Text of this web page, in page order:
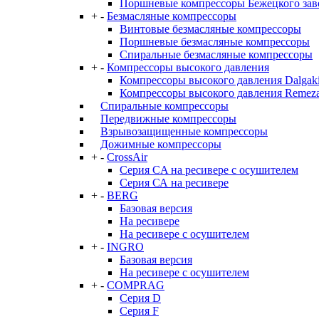
Поршневые компрессоры Бежецкого
+ - Безмасляные компрессоры
Винтовые безмасляные компрессоры
Поршневые безмасляные компрессоры
Спиральные безмасляные компрессоры
+ - Компрессоры высокого давления
Компрессоры высокого давления
Компрессоры высокого давления
Спиральные компрессоры
Передвижные компрессоры
Взрывозащищенные компрессоры
Дожимные компрессоры
+ - CrossAir
Серия CA на ресивере с осушителем
Серия СА на ресивере
+ - BERG
Базовая версия
На ресивере
На ресивере с осушителем
+ - INGRO
Базовая версия
На ресивере с осушителем
+ - COMPRAG
Серия D
Серия F